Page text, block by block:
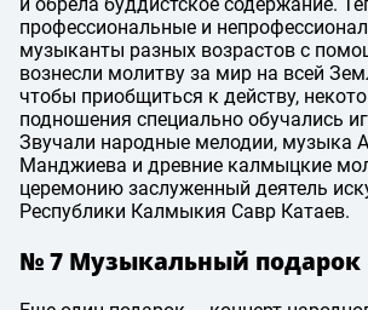
и обрела буддистское содержание.
профессиональные и
музыканты разных возрастов с
вознесли молитву за мир на всей
чтобы приобщиться к действу,
подношения специально обучались
Звучали народные мелодии, музыка
Манджиева и древние калмыцкие
церемонию заслуженный деятель
Республики Калмыкия Савр Катаев.
№ 7 Музыкальный подарок